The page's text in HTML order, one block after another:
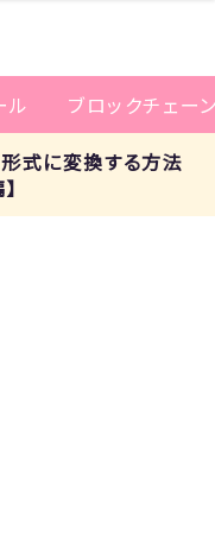
ル
ブロックチェー
式に変換する方法